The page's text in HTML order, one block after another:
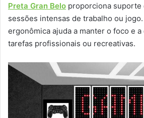
Preta Gran Belo proporciona suporte
sessões intensas de trabalho ou
ergonômica ajuda a manter o foco e
tarefas profissionais ou recreativas.